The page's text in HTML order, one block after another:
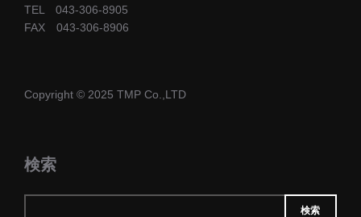
TEL 043-306-8905
FAX 043-306-8906
Copyright © 2025 TMP Co.,LTD
検索
検索